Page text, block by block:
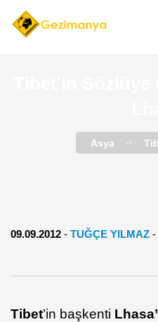
Asya
09.09.2012 - TUĞÇE YILMAZ -
Tibet’in başkenti Lhasa’